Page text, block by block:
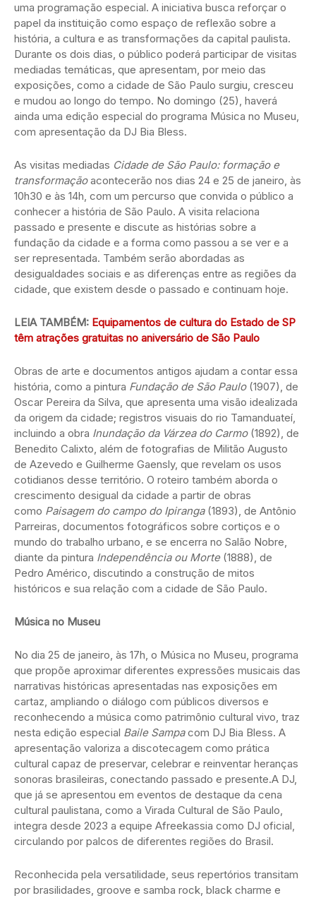
uma programação especial. A iniciativa busca reforçar o
papel da instituição como espaço de reflexão sobre a
história, a cultura e as transformações da capital paulista.
Durante os dois dias, o público poderá participar de visitas
mediadas temáticas, que apresentam, por meio das
exposições, como a cidade de São Paulo surgiu, cresceu
e mudou ao longo do tempo. No domingo (25), haverá
ainda uma edição especial do programa Música no Museu,
com apresentação da DJ Bia Bless.
As visitas mediadas Cidade de São Paulo: formação e
transformaçãoacontecerão nos dias 24 e 25 de janeiro, às
10h30 e às 14h, com um percurso que convida o público a
conhecer a história de São Paulo. A visita relaciona
passado e presente e discute as histórias sobre a
fundação da cidade e a forma como passou a se ver e a
ser representada. Também serão abordadas as
desigualdades sociais e as diferenças entre as regiões da
cidade, que existem desde o passado e continuam hoje.
LEIA TAMBÉM: Equipamentos de cultura do Estado de SP
têm atrações gratuitas no aniversário de São Paulo
Obras de arte e documentos antigos ajudam a contar essa
história, como a pintura Fundação de São Paulo(1907), de
Oscar Pereira da Silva, que apresenta uma visão idealizada
da origem da cidade; registros visuais do rio Tamanduateí,
incluindo a obra Inundação da Várzea do Carmo(1892), de
Benedito Calixto, além de fotografias de Militão Augusto
de Azevedo e Guilherme Gaensly, que revelam os usos
cotidianos desse território. O roteiro também aborda o
crescimento desigual da cidade a partir de obras
como Paisagem do campo do Ipiranga(1893), de Antônio
Parreiras, documentos fotográficos sobre cortiços e o
mundo do trabalho urbano, e se encerra no Salão Nobre,
diante da pintura Independência ou Morte(1888), de
Pedro Américo, discutindo a construção de mitos
históricos e sua relação com a cidade de São Paulo.
Música no Museu
No dia 25 de janeiro, às 17h, o Música no Museu, programa
que propõe aproximar diferentes expressões musicais das
narrativas históricas apresentadas nas exposições em
cartaz, ampliando o diálogo com públicos diversos e
reconhecendo a música como patrimônio cultural vivo, traz
nesta edição especial Baile Sampacom DJ Bia Bless. A
apresentação valoriza a discotecagem como prática
cultural capaz de preservar, celebrar e reinventar heranças
sonoras brasileiras, conectando passado e presente.A DJ,
que já se apresentou em eventos de destaque da cena
cultural paulistana, como a Virada Cultural de São Paulo,
integra desde 2023 a equipe Afreekassia como DJ oficial,
circulando por palcos de diferentes regiões do Brasil.
Reconhecida pela versatilidade, seus repertórios transitam
por brasilidades, groove e samba rock, black charme e